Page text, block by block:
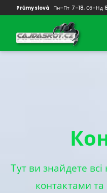
Průmyslová Пн–Пт 7–18, Сб–Нд
Тут ви знайдете
контактами